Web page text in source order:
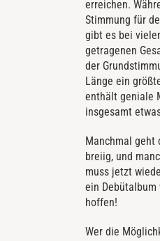
erreichen.
Stimmung für
gibt es bei
getragenen
der
Länge ein
enthält geniale
insgesamt
Manchmal geht
breiig, und
muss jetzt
ein Debütalbum
hoffen!
Wer die